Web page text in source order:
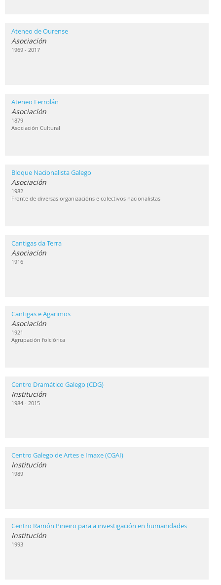
Ateneo de Ourense
Asociación
1969 - 2017
Ateneo Ferrolán
Asociación
1879
Asociación Cultural
Bloque Nacionalista Galego
Asociación
1982
Fronte de diversas organizacións e colectivos nacionalistas
Cantigas da Terra
Asociación
1916
Cantigas e Agarimos
Asociación
1921
Agrupación folclórica
Centro Dramático Galego (CDG)
Institución
1984 - 2015
Centro Galego de Artes e Imaxe (CGAI)
Institución
1989
Centro Ramón Piñeiro para a investigación en humanidades
Institución
1993